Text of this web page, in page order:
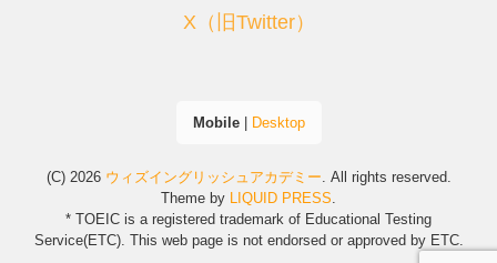
X（旧Twitter）
Mobile| Desktop
(C) 2026 ウィズイングリッシュアカデミー . All rights reserved.
Theme by
LIQUID PRESS
* TOEIC is a registered trademark of Educational Testing
Service(ETC). This web page is not endorsed or approved by ETC.